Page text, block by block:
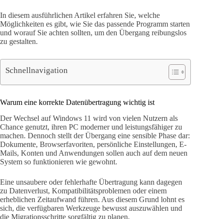
In diesem ausführlichen Artikel erfahren Sie, welche
Möglichkeiten es gibt, wie Sie das passende Programm starten
und worauf Sie achten sollten, um den Übergang reibungslos
zu gestalten.
Schnellnavigation
Warum eine korrekte Datenübertragung wichtig ist
Der Wechsel auf Windows 11 wird von vielen Nutzern als
Chance genutzt, ihren PC moderner und leistungsfähiger zu
machen. Dennoch stellt der Übergang eine sensible Phase dar:
Dokumente, Browserfavoriten, persönliche Einstellungen, E-
Mails, Konten und Anwendungen sollen auch auf dem neuen
System so funktionieren wie gewohnt.
Eine unsaubere oder fehlerhafte Übertragung kann dagegen
zu Datenverlust, Kompatibilitätsproblemen oder einem
erheblichen Zeitaufwand führen. Aus diesem Grund lohnt es
sich, die verfügbaren Werkzeuge bewusst auszuwählen und
die Migrationsschritte sorgfältig zu planen.